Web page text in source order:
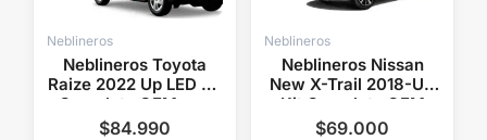
Neblineros
Neblineros Toyota
Raize 2022 Up LED Kit
Completo OEM con
Biseles para Sensores
$84.990
Neblineros
Neblineros Nissan
New X-Trail 2018-Up
Kit Completo OEM
Con Switch y Relay
$69.000